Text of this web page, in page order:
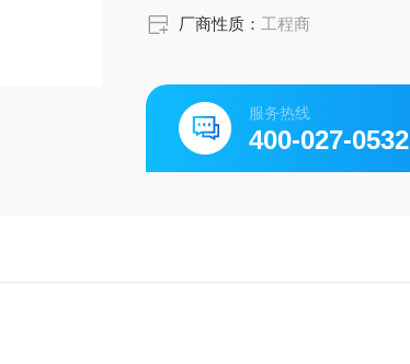
厂商性质： 工程商
服务热线
400-027-0532